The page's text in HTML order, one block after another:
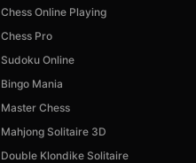
Chess Online Playing
Chess Pro
Sudoku Online
Bingo Mania
Master Chess
Mahjong Solitaire 3D
Double Klondike Solitaire